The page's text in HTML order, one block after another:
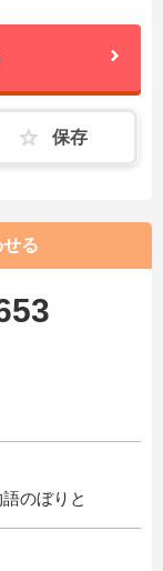
保存
る
のぼりと